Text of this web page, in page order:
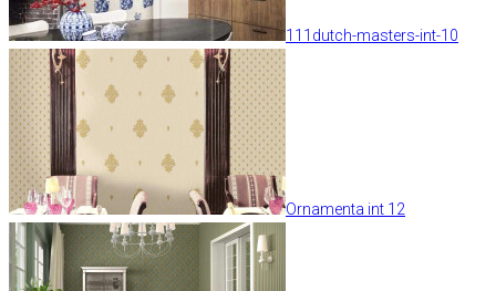
111dutch-masters-int-10
Ornamenta int 12